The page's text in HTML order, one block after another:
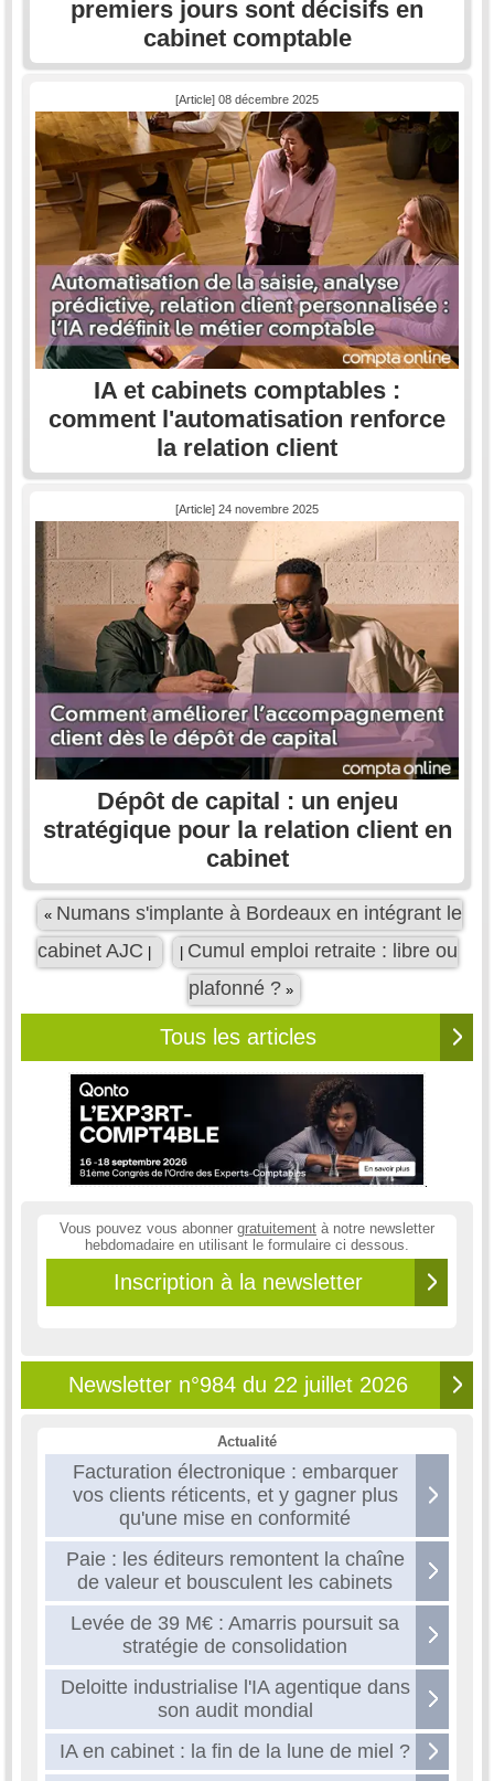
premiers jours sont décisifs en
cabinet comptable
[Article] 08 décembre 2025
IA et cabinets comptables :
comment l'automatisation renforce
la relation client
[Article] 24 novembre 2025
Dépôt de capital : un enjeu
stratégique pour la relation client en
cabinet
« Numans s'implante à Bordeaux en intégrant le
cabinet AJC
Cumul emploi retraite : libre ou
plafonné ? »
Tous les articles
Vous pouvez vous abonner gratuitement à notre newsletter
hebdomadaire en utilisant le formulaire ci dessous.
Inscription à la newsletter
Newsletter n°984 du 22 juillet 2026
Actualité
Facturation électronique : embarquer
vos clients réticents, et y gagner plus
qu'une mise en conformité
Paie : les éditeurs remontent la chaîne
de valeur et bousculent les cabinets
Levée de 39 M€ : Amarris poursuit sa
stratégie de consolidation
Deloitte industrialise l'IA agentique dans
son audit mondial
IA en cabinet : la fin de la lune de miel ?